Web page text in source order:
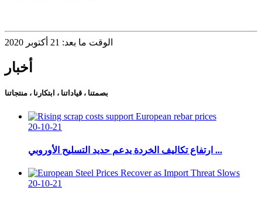
الوقت ما بعد: 21 أكتوبر 2020
أخبار
بصمتنا ، قياداتنا ، ابتكارنا ، منتجاتنا
20-10-21
ارتفاع تكاليف الخردة يدعم حديد التسليح الأوروبي ...
20-10-21